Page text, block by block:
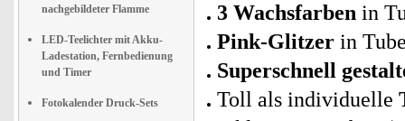
nachgebildeter Flamme
LED-Teelichter mit Akku-
Ladestation, Fernbedienung
und Timer
Fotokalender Druck-Sets
3 Wachsfarben in
Pink-Glitzer in
Superschnell
Toll als individuelle